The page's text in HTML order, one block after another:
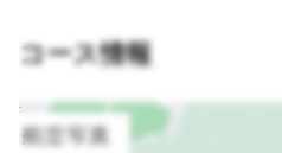
コース情報